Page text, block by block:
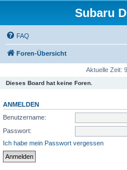
Subaru
FAQ
Foren-Übersicht
Aktuelle Zeit:
Dieses Board hat keine Foren.
ANMELDEN
Benutzername:
Passwort:
Ich habe mein Passwort vergessen